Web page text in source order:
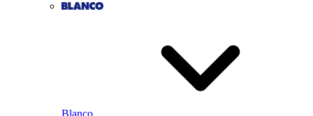
Blanco